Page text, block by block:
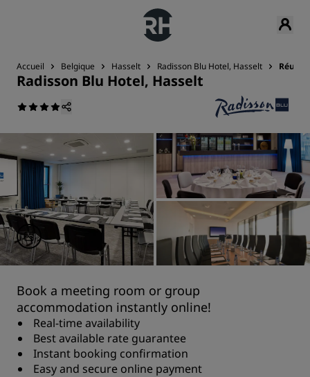
Accueil Belgique Hasselt Radisson Blu Hotel, Hasselt
Radisson Blu Hotel, Hasselt
Book a meeting room or group
accommodation instantly online!
Real-time availability
Best available rate guarantee
Instant booking confirmation
Easy and secure online payment